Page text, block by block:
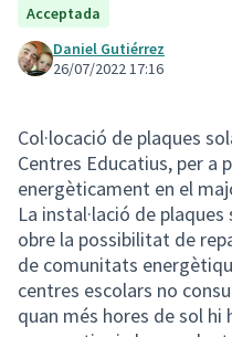
Acceptada
Daniel Gutiérrez
26/07/2022 17:16
Col·locació de plaques
Centres Educatius, per a
energèticament en el
La instal·lació de
obre la possibilitat de
de comunitats
centres escolars no
quan més hores de sol